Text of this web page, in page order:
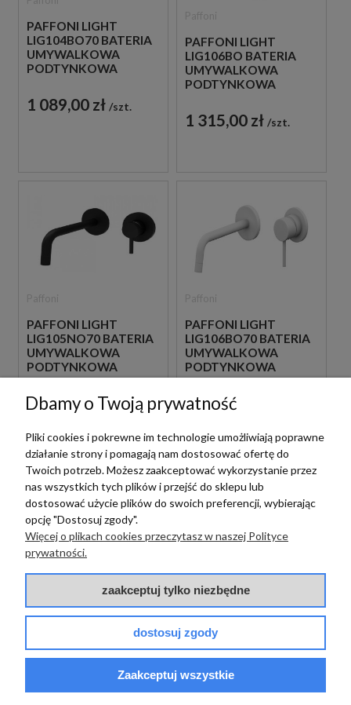
PAFFONI LIGHT
LIG104BO70 BATERIA
UMYWALKOWA
PODTYNKOWA
BIAŁA
1 089,00 zł szt.
PAFFONI LIGHT
LIG106BO BATERIA
UMYWALKOWA
PODTYNKOWA
BIAŁA
1 315,00 zł szt.
PAFFONI LIGHT
LIG105NO70 BATERIA
UMYWALKOWA
PODTYNKOWA
JEDNOUCHWYTOWA
CZARNA
1 089,00 zł szt.
PAFFONI LIGHT
LIG106BO70 BATERIA
UMYWALKOWA
PODTYNKOWA
JEDNOUCHWYTOWA
BIAŁA
1 089,00 zł
PAFFONI LIGHT
LIG131BO BATERIA
BIDETOWA STOJĄCA
Paffoni
LIG105BO70 BATERIA
UMYWALKOWA
JEDNOUCHWYTOWA
BIAŁA
Dbamy o Twoją prywatność
Pliki cookies i pokrewne im technologie umożliwiają poprawne
działanie strony i pomagają nam dostosować ofertę do
Twoich potrzeb. Możesz zaakceptować wykorzystanie przez
nas wszystkich tych plików i przejść do sklepu lub
dostosować użycie plików do swoich preferencji, wybierając
opcję "Dostosuj zgody".
Więcej o plikach cookies przeczytasz w naszej Polityce
prywatności.
zaakceptuj tylko niezbędne
dostosuj zgody
Zaakceptuj wszystkie